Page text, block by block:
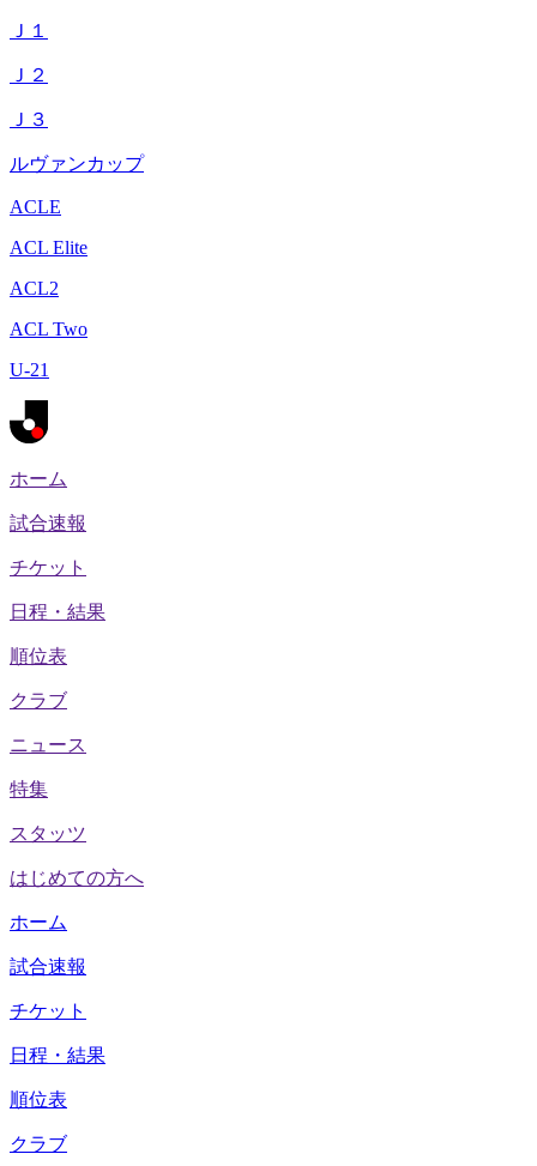
Ｊ１
Ｊ２
Ｊ３
ルヴァンカップ
ACLE
ACL Elite
ACL2
ACL Two
U-21
ホーム
試合速報
チケット
日程・結果
順位表
クラブ
ニュース
特集
スタッツ
はじめての方へ
ホーム
試合速報
チケット
日程・結果
順位表
クラブ